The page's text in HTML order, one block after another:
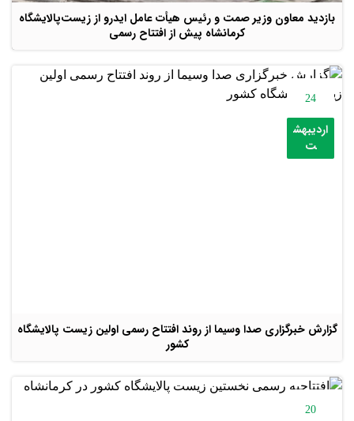
بازدید معاون وزیر صمت و رئیس هیأت عامل ایدرو از زیست‌پالایشگاه
کرمانشاه پیش از افتتاح رسمی
گزارش خبرگزاری صدا وسیما از روند افتتاح رسمی اولین زیست پالایشگاه
کشور
24
اردیبهش
ت
20